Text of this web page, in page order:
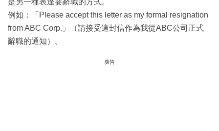
是另一種表達要辭職的方式。
例如：「Please accept this letter as my formal resignation
from ABC Corp.」（請接受這封信作為我從ABC公司正式
辭職的通知）。
廣告